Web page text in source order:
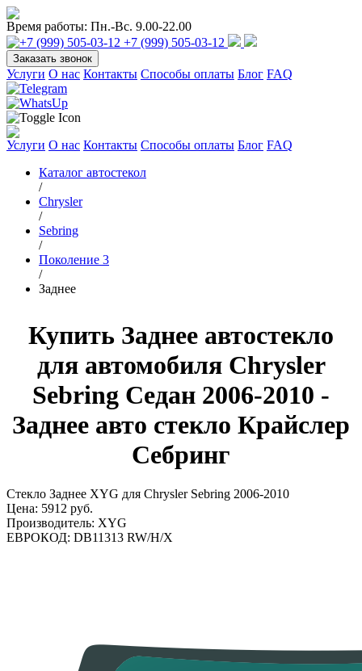
Время работы: Пн.-Вс. 9.00-22.00
+7 (999) 505-03-12
Заказать звонок
Услуги О нас Контакты Способы оплаты Блог FAQ
Услуги О нас Контакты Способы оплаты Блог FAQ
Каталог автостекол
/
Chrysler
/
Sebring
/
Поколение 3
/
Заднее
Купить Заднее автостекло
для автомобиля Chrysler
Sebring Седан 2006-2010 -
Заднее авто стекло Крайслер
Себринг
Стекло Заднее XYG для Chrysler Sebring 2006-2010
Цена: 5912 руб.
Производитель: XYG
ЕВРОКОД: DB11313 RW/H/X